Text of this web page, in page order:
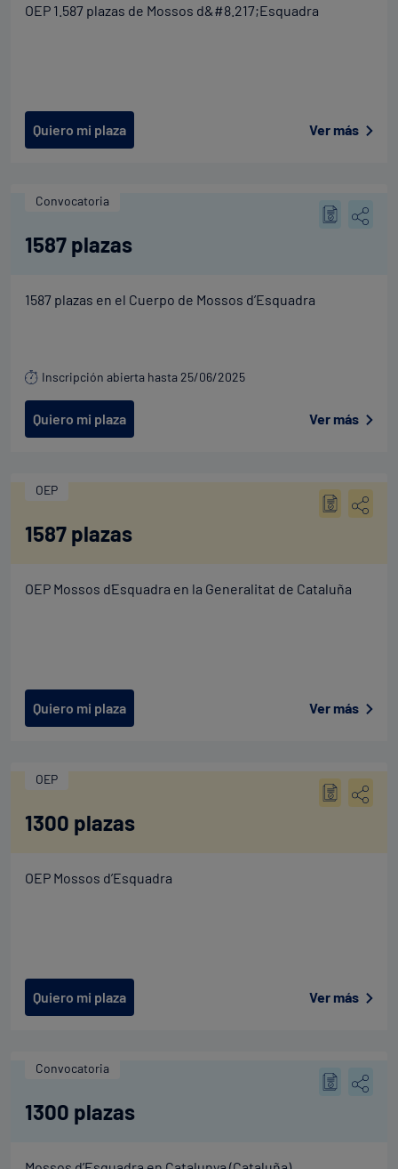
OEP 1.587 plazas de Mossos d&#8.217;Esquadra
Quiero mi plaza Ver más
Convocatoria
1587 plazas
1587 plazas en el Cuerpo de Mossos d’Esquadra
Inscripción abierta hasta 25/06/2025
Quiero mi plaza Ver más
OEP
1587 plazas
OEP Mossos d´Esquadra en la Generalitat de Cataluña
Quiero mi plaza Ver más
OEP
1300 plazas
OEP Mossos d’Esquadra
Quiero mi plaza Ver más
Convocatoria
1300 plazas